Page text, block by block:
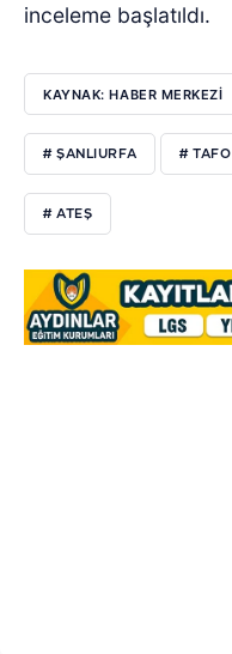
inceleme başlatıldı.
KAYNAK: HABER MERKEZİ
# ŞANLIURFA # TAFO
# ATEŞ